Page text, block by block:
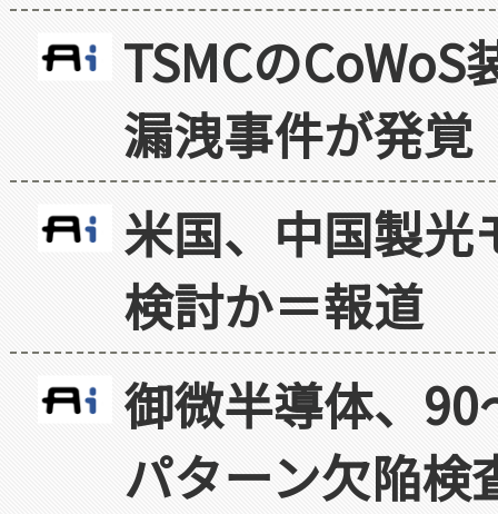
TSMCの
漏洩事件が発覚
米国、中国製光
検討か＝報道
御微半導体、
パターン欠陥検